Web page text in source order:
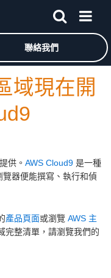
Services 首頁
聯絡我們
域現在開
供。 AWS Cloud9 是一種
器便能撰寫、執行和偵
產品頁面或瀏覽 AWS 主
完整清單，請瀏覽我們的